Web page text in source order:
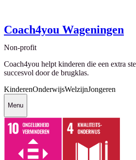
Coach4you Wageningen
Non-profit
Coach4you helpt kinderen die een extra
succesvol door de brugklas.
KinderenOnderwijsWelzijnJongeren
Menu